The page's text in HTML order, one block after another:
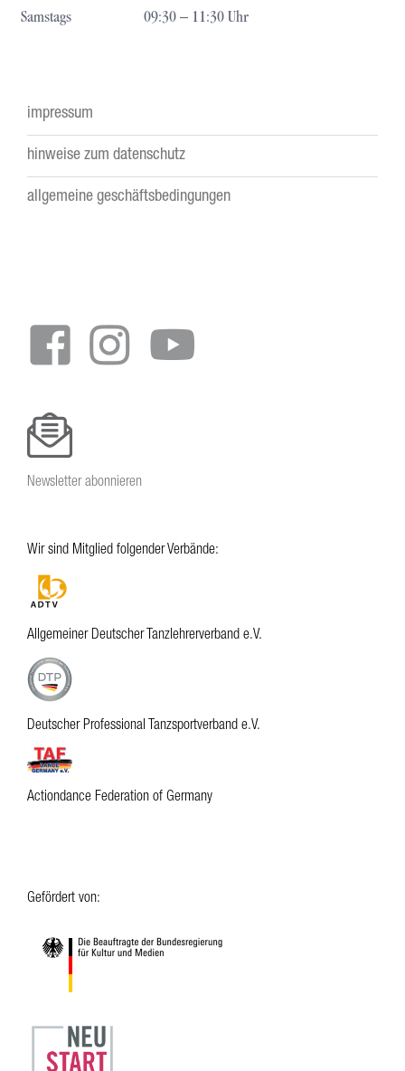
Samstags 09:30 – 11:30 Uhr
Footer
menu
impressum
hinweise zum datenschutz
allgemeine geschäftsbedingungen
Newsletter abonnieren
Wir sind Mitglied folgender Verbände:
Allgemeiner Deutscher Tanzlehrerverband e.V.
Deutscher Professional Tanzsportverband e.V.
Actiondance Federation of Germany
Gefördert von: